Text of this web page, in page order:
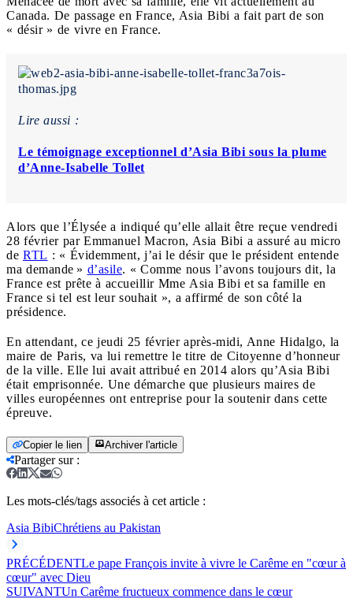
Canada. De passage en France, Asia Bibi a fait part de son
« désir » de vivre en France.
Lire aussi :
Le témoignage exceptionnel d’Asia Bibi sous la plume
d’Anne-Isabelle Tollet
Alors que l’Élysée a indiqué qu’elle allait être reçue vendredi
28 février par Emmanuel Macron, Asia Bibi a assuré au micro
de RTL : « Évidemment, j’ai le désir que le président entende
ma demande » d’asile. « Comme nous l’avons toujours dit, la
France est prête à accueillir Mme Asia Bibi et sa famille en
France si tel est leur souhait », a affirmé de son côté la
présidence.
En attendant, ce jeudi 25 février après-midi, Anne Hidalgo, la
maire de Paris, va lui remettre le titre de Citoyenne d’honneur
de la ville. Elle lui avait attribué en 2014 alors qu’Asia Bibi
était emprisonnée. Une démarche que plusieurs maires de
villes européennes ont entreprise pour la soutenir dans cette
épreuve.
Copier le lien Archiver l'article
Partager sur:
Les mots-clés/tags associés à cet article :
Asia BibiChrétiens au Pakistan
PRÉCÉDENTLe pape François invite à vivre le Carême en "cœur à
cœur" avec Dieu
SUIVANTUn Carême fructueux commence dans le cœur